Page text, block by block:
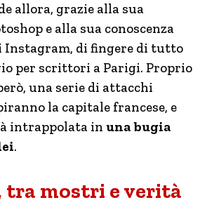
allora, grazie alla sua
e alla sua conoscenza
Instagram, di fingere di tutto
per scrittori a Parigi. Proprio
una serie di attacchi
la capitale francese, e
intrappolata in una bugia
.
tra mostri e verità